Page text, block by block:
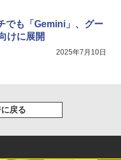
でも「Gemini」、グー
けに展開
2025年7月10日
戻る